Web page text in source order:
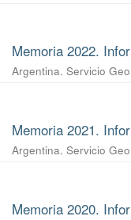
Memoria 2022.
Argentina. Servicio
Memoria 2021.
Argentina. Servicio
Memoria 2020.